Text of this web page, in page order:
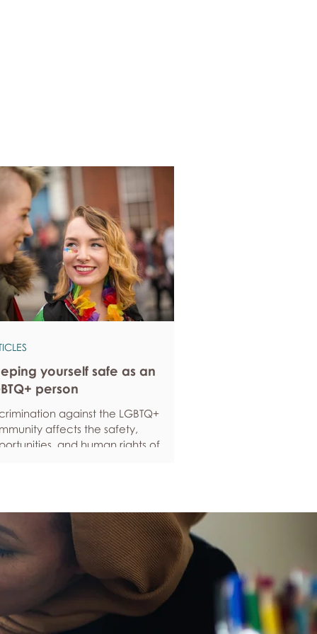
yourself safe as an
person
against the LGBTQ+
affects the safety,
and human rights of
your rights isn’t just about
safe - it’s also about feeling like
matter, and having control over
own life. Make sure you know your
rights in all sorts of situations – from
housin